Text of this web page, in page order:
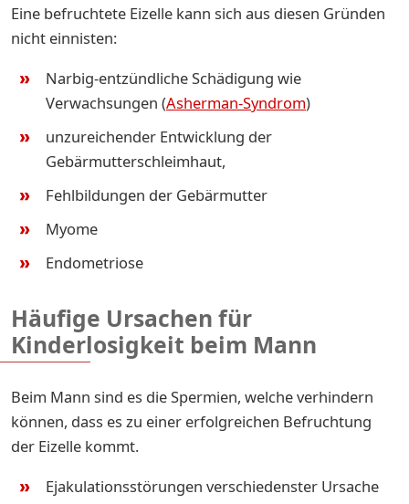
Eine befruchtete Eizelle kann sich aus diesen Gründen
nicht einnisten:
Narbig-entzündliche Schädigung wie
Verwachsungen (Asherman-Syndrom)
unzureichender Entwicklung der
Gebärmutterschleimhaut,
Fehlbildungen der Gebärmutter
Myome
Endometriose
Häufige Ursachen für
Kinderlosigkeit beim Mann
Beim Mann sind es die Spermien, welche verhindern
können, dass es zu einer erfolgreichen Befruchtung
der Eizelle kommt.
Ejakulationsstörungen verschiedenster Ursache